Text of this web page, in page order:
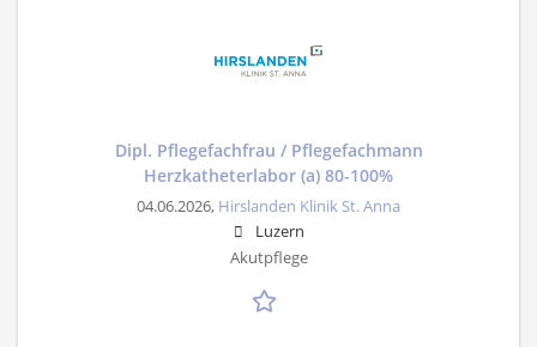
Dipl. Pflegefachfrau / Pflegefachmann
Herzkatheterlabor (a) 80-100%
04.06.2026, Hirslanden Klinik St. Anna
Luzern
Akutpflege